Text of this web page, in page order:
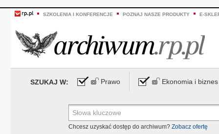
SZKOLENIA I KONFERENCJE POZNAJ NASZE PRODUKTY E-
SZUKAJ W: Prawo Ekonomia i biznes
Chcesz uzyskać dostęp do archiwum? Zobacz ofertę